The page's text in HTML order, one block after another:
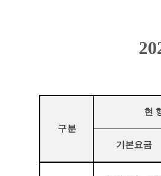
구 분
현
기본요금